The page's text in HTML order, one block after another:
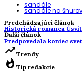
sandále
sandále na
Predchádzajúci článok
Historická romanca
Ďalší článok
Predpovedala koniec
trending_upTrendy
whatshot Tip redakcie